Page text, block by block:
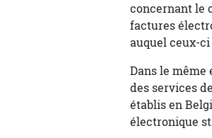
concernant le
factures
auquel ceux-
Dans le
des services
établis en
électronique